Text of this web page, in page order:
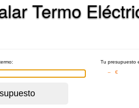
Termo
Tu presupuesto
– €